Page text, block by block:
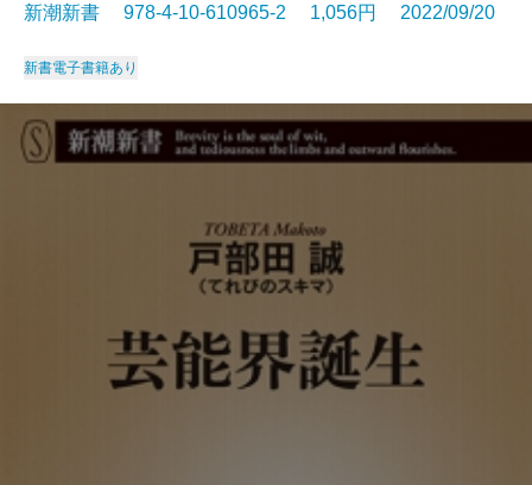
新潮新書 978-4-10-610965-2 1,056円 2022/09/20
新書電子書籍あり